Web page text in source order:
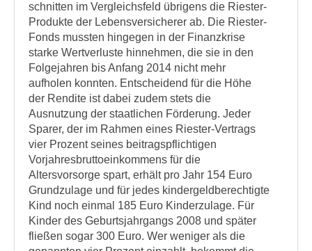
schnitten im Vergleichsfeld übrigens die Riester-
Produkte der Lebensversicherer ab. Die Riester-
Fonds mussten hingegen in der Finanzkrise
starke Wertverluste hinnehmen, die sie in den
Folgejahren bis Anfang 2014 nicht mehr
aufholen konnten. Entscheidend für die Höhe
der Rendite ist dabei zudem stets die
Ausnutzung der staatlichen Förderung. Jeder
Sparer, der im Rahmen eines Riester-Vertrags
vier Prozent seines beitragspflichtigen
Vorjahresbruttoeinkommens für die
Altersvorsorge spart, erhält pro Jahr 154 Euro
Grundzulage und für jedes kindergeldberechtigte
Kind noch einmal 185 Euro Kinderzulage. Für
Kinder des Geburtsjahrgangs 2008 und später
fließen sogar 300 Euro. Wer weniger als die